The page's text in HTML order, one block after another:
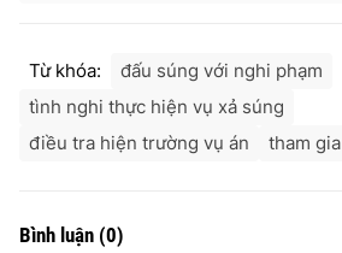
Từ khóa:
đấu súng với nghi phạm
tình nghi thực hiện vụ xả súng
điều tra hiện trường vụ án
tham
Bình luận (0)